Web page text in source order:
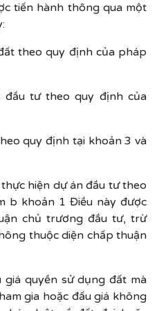
tiến hành thông qua một
theo quy định của pháp
tư theo quy định của
quy định tại khoản 3 và
hiện dự án đầu tư theo
b khoản 1 Điều này được
chủ trương đầu tư, trừ
thuộc diện chấp thuận
quyền sử dụng đất mà
gia hoặc đấu giá không